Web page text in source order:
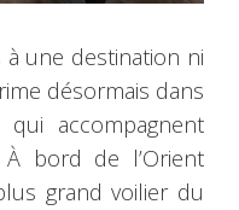
une destination ni
désormais dans
accompagnent
bord de l’Orient
grand voilier du